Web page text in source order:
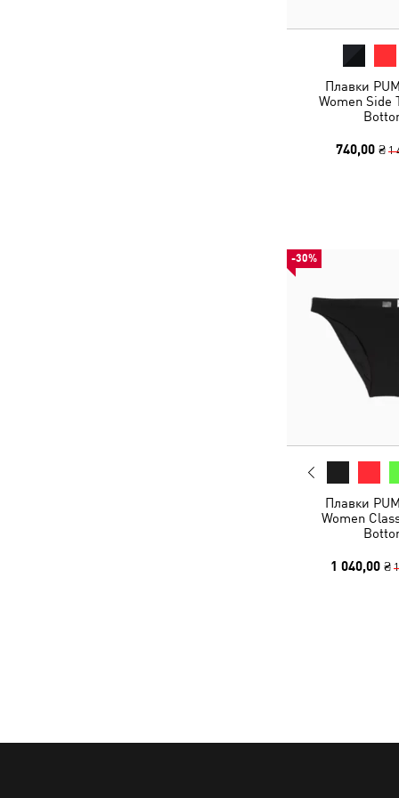
Плавки
Women Side
740,00 ₴ 1
-30%
Плавки
Women
1 040,00 ₴